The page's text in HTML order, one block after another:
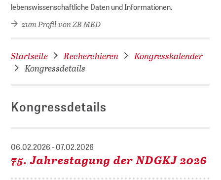
lebenswissenschaftliche Daten und Informationen.
zum Profil von ZB MED
Startseite Recherchieren
Kongresskalender
Kongressdetails
Kongressdetails
06.02.2026 - 07.02.2026
75. Jahrestagung der NDGKJ 2026